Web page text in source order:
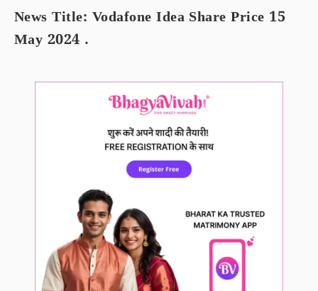
News Title: Vodafone Idea Share Price 15
May 2024 .